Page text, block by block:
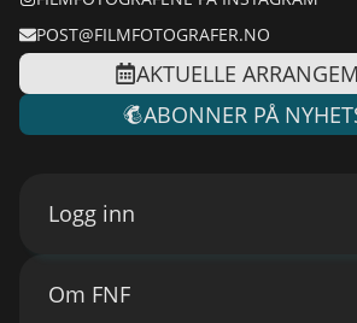
POST@FILMFOTOGRAFER.NO
AKTUELLE
ABONNER PÅ
Om FNF
Logg inn